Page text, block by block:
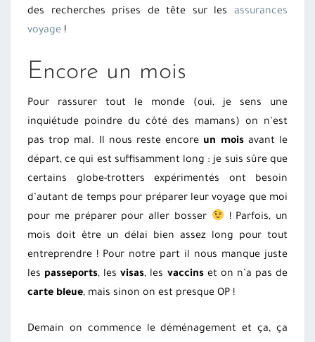
des recherches prises de tête sur les assurances
voyage !
Encore un mois
Pour rassurer tout le monde (oui, je sens une
inquiétude poindre du côté des mamans) on n’est
pas trop mal. Il nous reste encore un moisavant le
départ, ce qui est suffisamment long : je suis sûre que
certains globe-trotters expérimentés ont besoin
d’autant de temps pour préparer leur voyage que moi
pour me préparer pour aller bosser
! Parfois, un
mois doit être un délai bien assez long pour tout
entreprendre ! Pour notre part il nous manque juste
les passeports, lesvisas, les vaccinset on n’a pas de
carte bleue, mais sinon on est presque OP !
Demain on commence le déménagement et ça, ça